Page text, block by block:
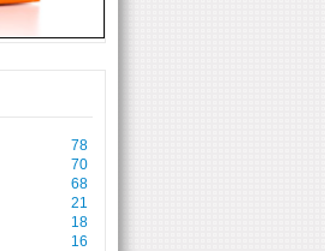
78
70
68
21
18
16